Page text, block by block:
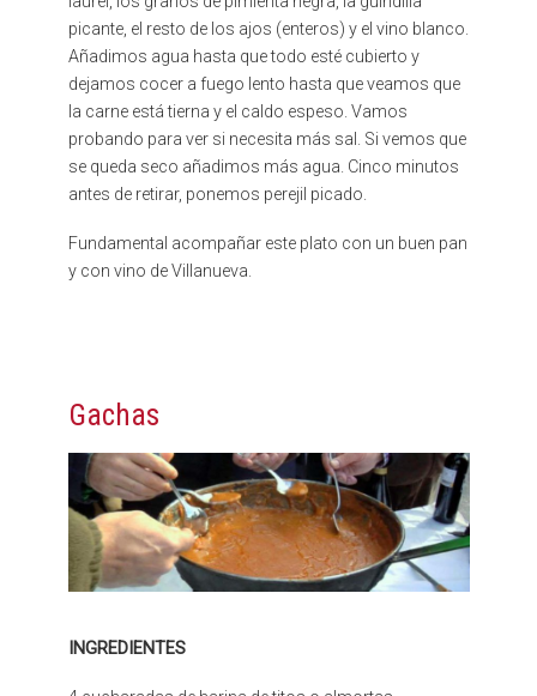
picante, el resto de los ajos (enteros) y el vino blanco.
Añadimos agua hasta que todo esté cubierto y
dejamos cocer a fuego lento hasta que veamos que
la carne está tierna y el caldo espeso. Vamos
probando para ver si necesita más sal. Si vemos que
se queda seco añadimos más agua. Cinco minutos
antes de retirar, ponemos perejil picado.
Fundamental acompañar este plato con un buen pan
y con vino de Villanueva.
Gachas
INGREDIENTES